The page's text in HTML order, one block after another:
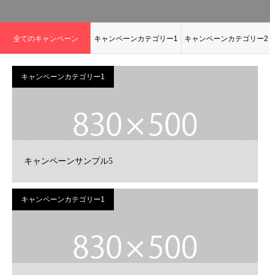
全てのキャンペーン キャンペーンカテゴリー1 キャンペーンカテゴリー2
キャンペーンカテゴリー1
キャンペーンサンプル5
キャンペーンカテゴリー1